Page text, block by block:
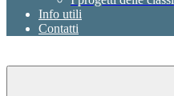
Info utili
Contatti